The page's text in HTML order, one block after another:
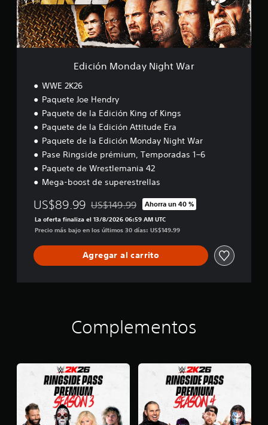
o
n
d
a
y
Edición Monday Night War
WWE 2K26
Paquete Joe Hendry
Paquete de la Edición King of Kings
Paquete de la Edición Attitude Era
Paquete de la Edición Monday Night War
Pase Ringside prémium, Temporadas 1–6
Paquete de Wrestlemania 42
Mega-boost de superestrellas
US$89.99 Rebajado del precio original de US$149.99
US$149.99 Ahorra un 40 %
La oferta finaliza el 13/8/2026 06:59 AM UTC
Precio más bajo en los últimos 30 días: US$149.99
Agregar al carrito
Complementos